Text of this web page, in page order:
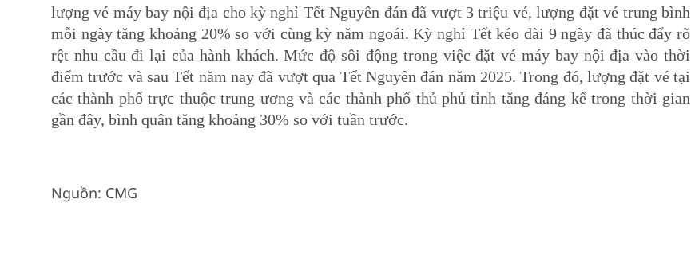
lượng vé máy bay nội địa cho kỳ nghỉ Tết Nguyên đán đã vượt 3 triệu vé, lượng đặt vé trung bình
mỗi ngày tăng khoảng 20% so với cùng kỳ năm ngoái. Kỳ nghỉ Tết kéo dài 9 ngày đã thúc đẩy rõ
rệt nhu cầu đi lại của hành khách. Mức độ sôi động trong việc đặt vé máy bay nội địa vào thời
điểm trước và sau Tết năm nay đã vượt qua Tết Nguyên đán năm 2025. Trong đó, lượng đặt vé tại
các thành phố trực thuộc trung ương và các thành phố thủ phủ tỉnh tăng đáng kể trong thời gian
gần đây, bình quân tăng khoảng 30% so với tuần trước.
Nguồn: CMG